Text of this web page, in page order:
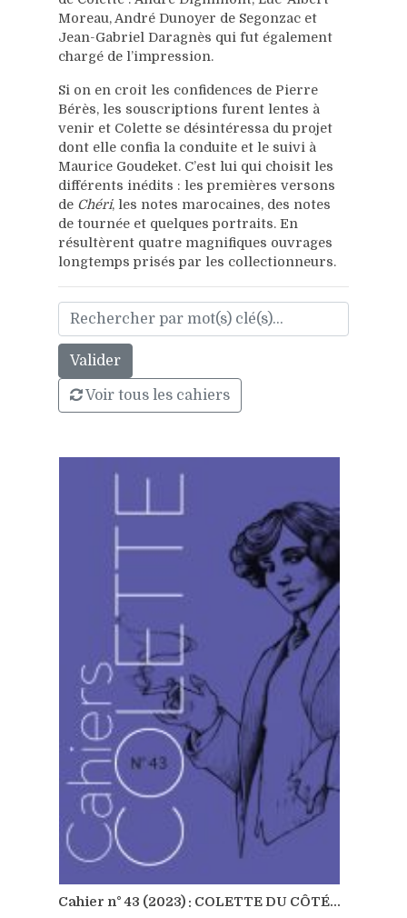
Moreau, André Dunoyer de Segonzac et
Jean-Gabriel Daragnès qui fut également
chargé de l’impression.
Si on en croit les confidences de Pierre
Bérès, les souscriptions furent lentes à
venir et Colette se désintéressa du projet
dont elle confia la conduite et le suivi à
Maurice Goudeket. C’est lui qui choisit les
différents inédits : les premières versons
de Chéri, les notes marocaines, des notes
de tournée et quelques portraits. En
résultèrent quatre magnifiques ouvrages
longtemps prisés par les collectionneurs.
Voir tous les cahiers
Cahier n° 43 (2023) : COLETTE DU CÔTÉ...